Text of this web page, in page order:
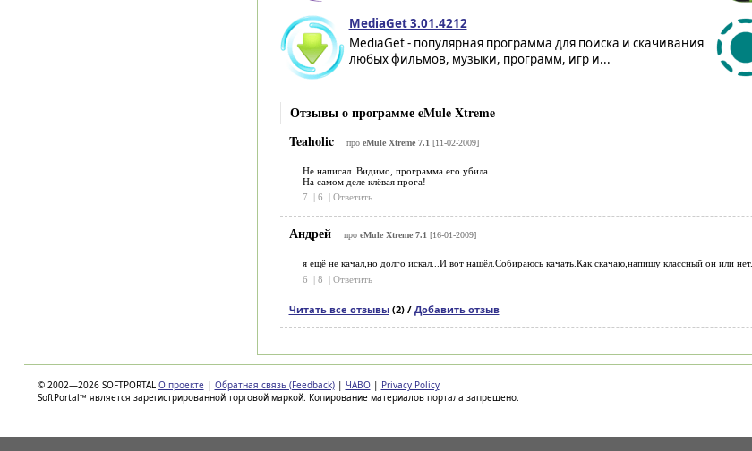
MediaGet 3.01.4212
MediaGet - популярная программа для поиска и скачивания
любых фильмов, музыки, программ, игр и...
Отзывы о программе eMule Xtreme
Teaholic
про eMule Xtreme 7.1 [11-02-2009]
Не написал. Видимо, программа его убила.
На самом деле клёвая прога!
7
| 6 | Ответить
Андрей про eMule Xtreme 7.1 [16-01-2009]
я ещё не качал,но долго искал...И вот нашёл.Собираюсь качать.Как скачаю,напишу классный он или нет.
6
| 8 | Ответить
Читать все отзывы(2) / Добавить отзыв
© 2002—2026 SOFTPORTAL О проекте | Обратная связь (Feedback) | ЧАВО | Privacy Policy
SoftPortal™ является зарегистрированной торговой маркой. Копирование материалов портала запрещено.